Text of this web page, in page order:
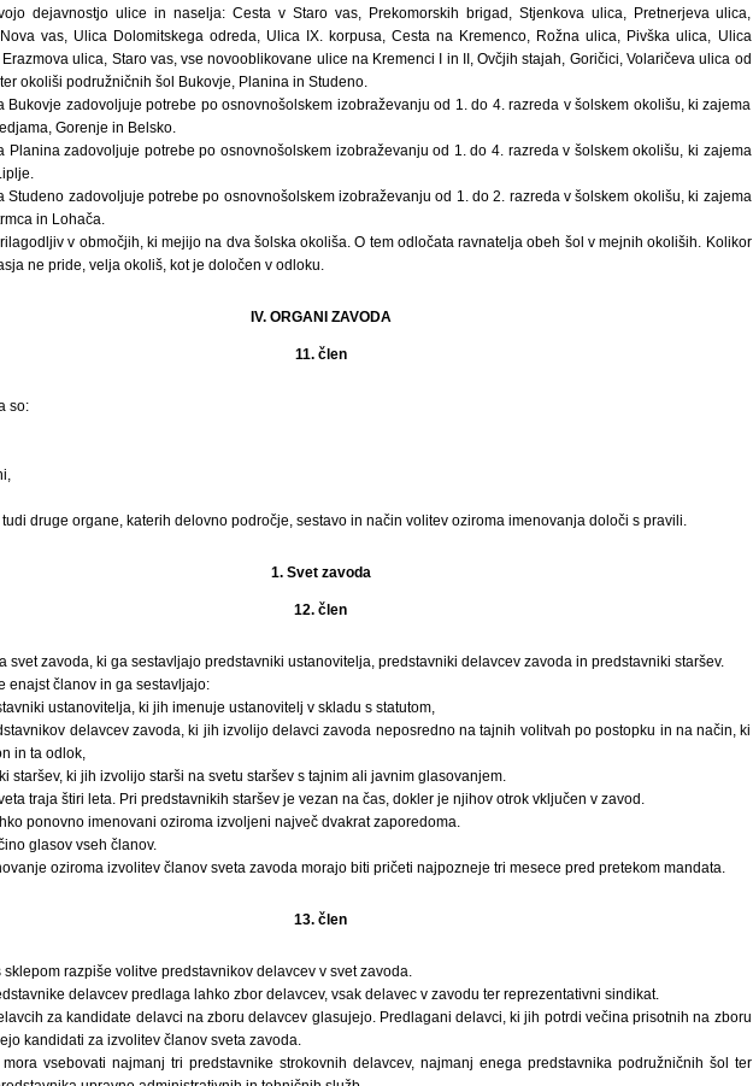
dejavnostjo ulice in naselja: Cesta v Staro vas, Prekomorskih brigad, Stjenkova ulica, Pretnerjeva ulica,
vas, Ulica Dolomitskega odreda, Ulica IX. korpusa, Cesta na Kremenco, Rožna ulica, Pivška ulica, Ulica
ulica, Staro vas, vse novooblikovane ulice na Kremenci I in II, Ovčjih stajah, Goričici, Volaričeva ulica od
okoliši podružničnih šol Bukovje, Planina in Studeno.
Bukovje zadovoljuje potrebe po osnovnošolskem izobraževanju od 1. do 4. razreda v šolskem okolišu, ki zajema
Gorenje in Belsko.
Planina zadovoljuje potrebe po osnovnošolskem izobraževanju od 1. do 4. razreda v šolskem okolišu, ki zajema
Studeno zadovoljuje potrebe po osnovnošolskem izobraževanju od 1. do 2. razreda v šolskem okolišu, ki zajema
in Lohača.
v območjih, ki mejijo na dva šolska okoliša. O tem odločata ravnatelja obeh šol v mejnih okoliših. Kolikor
ne pride, velja okoliš, kot je določen v odloku.
IV. ORGANI ZAVODA
11. člen
so:
druge organe, katerih delovno področje, sestavo in način volitev oziroma imenovanja določi s pravili.
1. Svet zavoda
12. člen
svet zavoda, ki ga sestavljajo predstavniki ustanovitelja, predstavniki delavcev zavoda in predstavniki staršev.
enajst članov in ga sestavljajo:
ustanovitelja, ki jih imenuje ustanovitelj v skladu s statutom,
delavcev zavoda, ki jih izvolijo delavci zavoda neposredno na tajnih volitvah po postopku in na način, ki
in ta odlok,
staršev, ki jih izvolijo starši na svetu staršev s tajnim ali javnim glasovanjem.
traja štiri leta. Pri predstavnikih staršev je vezan na čas, dokler je njihov otrok vključen v zavod.
ponovno imenovani oziroma izvoljeni največ dvakrat zaporedoma.
glasov vseh članov.
oziroma izvolitev članov sveta zavoda morajo biti pričeti najpozneje tri mesece pred pretekom mandata.
13. člen
sklepom razpiše volitve predstavnikov delavcev v svet zavoda.
delavcev predlaga lahko zbor delavcev, vsak delavec v zavodu ter reprezentativni sindikat.
za kandidate delavci na zboru delavcev glasujejo. Predlagani delavci, ki jih potrdi večina prisotnih na zboru
kandidati za izvolitev članov sveta zavoda.
vsebovati najmanj tri predstavnike strokovnih delavcev, najmanj enega predstavnika podružničnih šol ter